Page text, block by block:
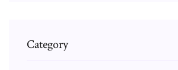
Category